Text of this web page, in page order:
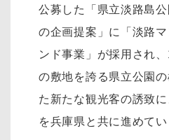
公募した「県立淡路島
の企画提案」に「淡路
ンド事業」が採用され
の敷地を誇る県立公園
た新たな観光客の誘致
を兵庫県と共に進めてい